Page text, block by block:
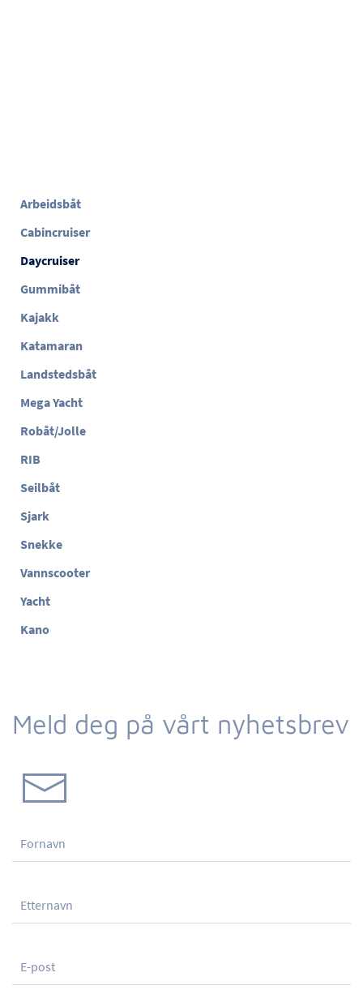
Arbeidsbåt
Cabincruiser
Daycruiser
Gummibåt
Kajakk
Katamaran
Landstedsbåt
Mega Yacht
Robåt/Jolle
RIB
Seilbåt
Sjark
Snekke
Vannscooter
Yacht
Kano
Meld deg på vårt nyhetsbrev